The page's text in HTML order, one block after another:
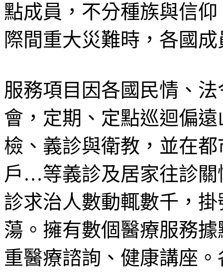
點成員，不分種族與信
際間重大災難時，各國
服務項目因各國民情、
會，定期、定點巡迴偏
檢、義診與衛教，並在
戶…等義診及居家往診關
診求治人數動輒數千，
蕩。擁有數個醫療服務
重醫療諮詢、健康講座